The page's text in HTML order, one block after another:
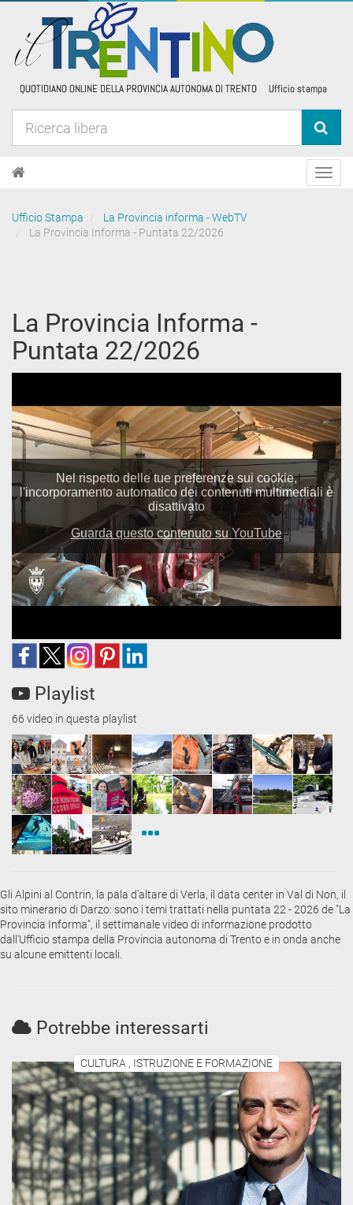
Ufficio Stampa
La Provincia informa - WebTV
La Provincia Informa - Puntata 22/2026
La Provincia Informa -
Puntata 22/2026
Playlist
66 video in questa playlist
Gli Alpini al Contrin, la pala d’altare di Verla, il data center in Val di Non, il
sito minerario di Darzo: sono i temi trattati nella puntata 22 - 2026 de "La
Provincia Informa", il settimanale video di informazione prodotto
dall'Ufficio stampa della Provincia autonoma di Trento e in onda anche
su alcune emittenti locali.
Potrebbe interessarti
CULTURA , ISTRUZIONE E FORMAZIONE